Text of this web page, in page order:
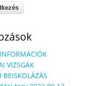
VIZSGÁK
BEISKOLÁZÁS